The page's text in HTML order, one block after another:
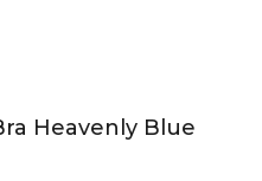
Heavenly Blue